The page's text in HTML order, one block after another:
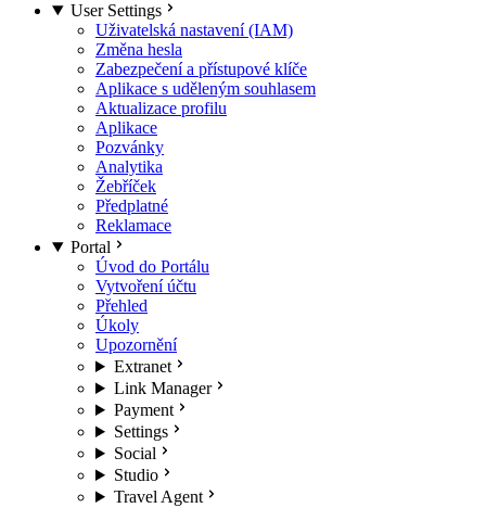
User Settings
Uživatelská nastavení (IAM)
Změna hesla
Zabezpečení a přístupové klíče
Aplikace s uděleným souhlasem
Aktualizace profilu
Aplikace
Pozvánky
Analytika
Žebříček
Předplatné
Reklamace
Portal
Úvod do Portálu
Vytvoření účtu
Přehled
Úkoly
Upozornění
Extranet
Link Manager
Payment
Settings
Social
Studio
Travel Agent